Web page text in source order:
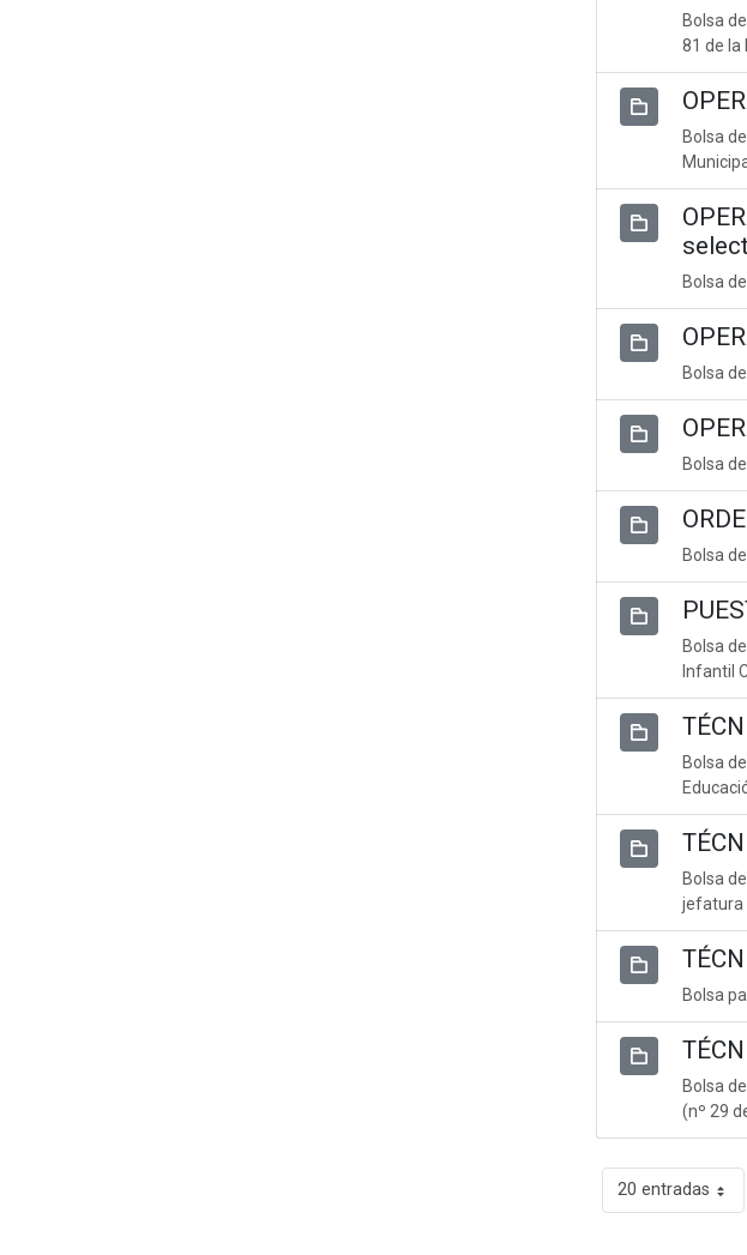
Bolsa
81 de la
Bolsa
Bolsa
Bolsa
Bolsa
Bolsa
Bolsa
Infantil
Bolsa
Bolsa
jefatura
Bolsa
Bolsa
(nº 29
20 entradas